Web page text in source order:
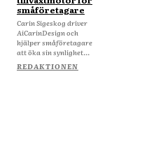
småföretagare
Carin Sigeskog driver
AiCarinDesign och
hjälper småföretagare
att öka sin synlighet...
REDAKTIONEN